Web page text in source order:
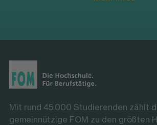
Mit rund 45.000 Studierenden zählt
gemeinnützige FOM zu den größten